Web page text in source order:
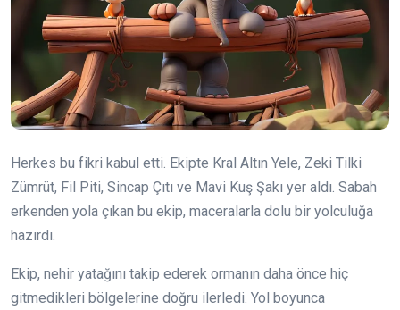
Herkes bu fikri kabul etti. Ekipte Kral Altın Yele, Zeki Tilki
Zümrüt, Fil Piti, Sincap Çıtı ve Mavi Kuş Şakı yer aldı. Sabah
erkenden yola çıkan bu ekip, maceralarla dolu bir yolculuğa
hazırdı.
Ekip, nehir yatağını takip ederek ormanın daha önce hiç
gitmedikleri bölgelerine doğru ilerledi. Yol boyunca